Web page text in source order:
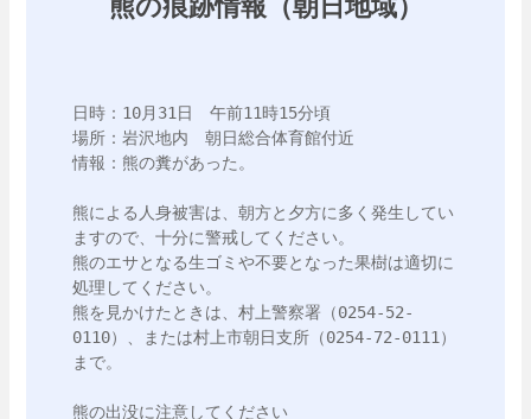
日時：10月31日　午前11時15分頃
場所：岩沢地内　朝日総合体育館付近
情報：熊の糞があった。
熊による人身被害は、朝方と夕方に多く発生してい
ますので、十分に警戒してください。
熊のエサとなる生ゴミや不要となった果樹は適切に
処理してください。
熊を見かけたときは、村上警察署（0254-52-
0110）、または村上市朝日支所（0254-72-0111）
まで。